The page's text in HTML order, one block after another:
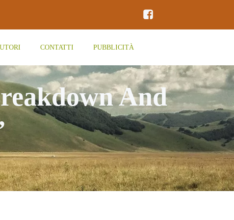
CONTATTI PUBBLICITÀ
And